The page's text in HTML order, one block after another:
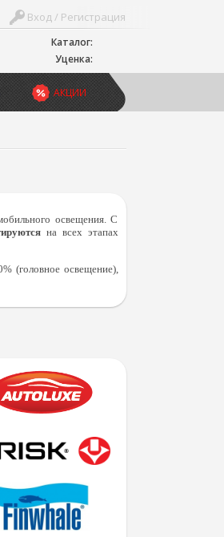
Каталог:
Уценка:
Вход / Регистрация
АКЦИИ
освещения. С
на всех этапах
(головное освещение),